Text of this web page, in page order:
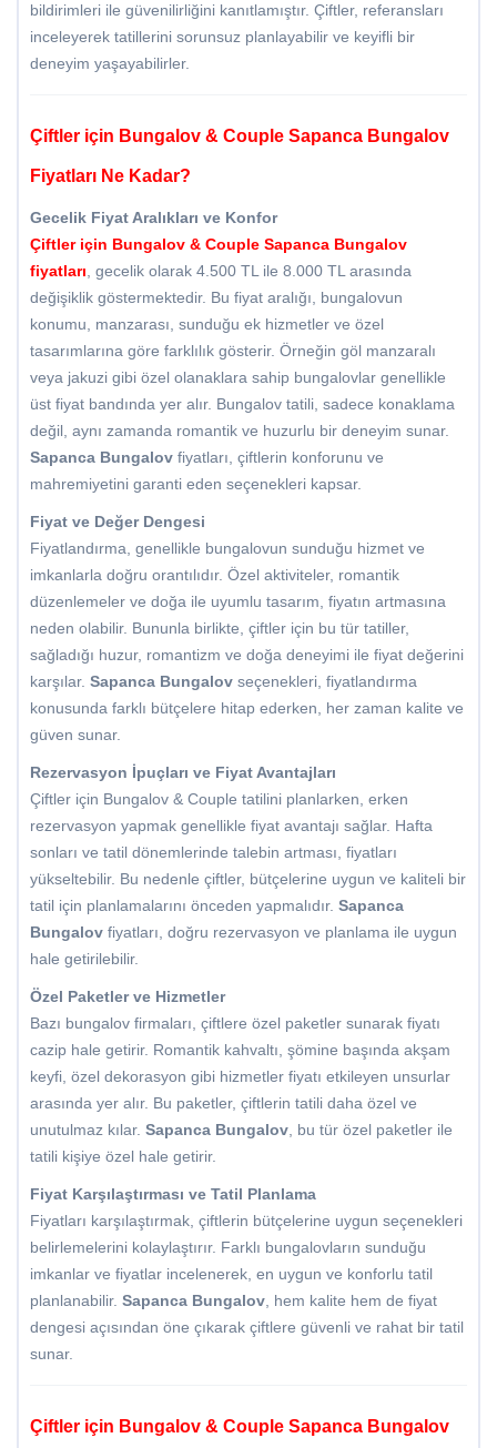
bildirimleri ile güvenilirliğini kanıtlamıştır. Çiftler, referansları
inceleyerek tatillerini sorunsuz planlayabilir ve keyifli bir
deneyim yaşayabilirler.
Çiftler için Bungalov & Couple Sapanca Bungalov
Fiyatları Ne Kadar?
Gecelik Fiyat Aralıkları ve Konfor
Çiftler için Bungalov & Couple Sapanca Bungalov
fiyatları, gecelik olarak 4.500 TL ile 8.000 TL arasında
değişiklik göstermektedir. Bu fiyat aralığı, bungalovun
konumu, manzarası, sunduğu ek hizmetler ve özel
tasarımlarına göre farklılık gösterir. Örneğin göl manzaralı
veya jakuzi gibi özel olanaklara sahip bungalovlar genellikle
üst fiyat bandında yer alır. Bungalov tatili, sadece konaklama
değil, aynı zamanda romantik ve huzurlu bir deneyim sunar.
Sapanca Bungalov fiyatları, çiftlerin konforunu ve
mahremiyetini garanti eden seçenekleri kapsar.
Fiyat ve Değer Dengesi
Fiyatlandırma, genellikle bungalovun sunduğu hizmet ve
imkanlarla doğru orantılıdır. Özel aktiviteler, romantik
düzenlemeler ve doğa ile uyumlu tasarım, fiyatın artmasına
neden olabilir. Bununla birlikte, çiftler için bu tür tatiller,
sağladığı huzur, romantizm ve doğa deneyimi ile fiyat değerini
karşılar. Sapanca Bungalov seçenekleri, fiyatlandırma
konusunda farklı bütçelere hitap ederken, her zaman kalite ve
güven sunar.
Rezervasyon İpuçları ve Fiyat Avantajları
Çiftler için Bungalov & Couple tatilini planlarken, erken
rezervasyon yapmak genellikle fiyat avantajı sağlar. Hafta
sonları ve tatil dönemlerinde talebin artması, fiyatları
yükseltebilir. Bu nedenle çiftler, bütçelerine uygun ve kaliteli bir
tatil için planlamalarını önceden yapmalıdır. Sapanca
Bungalov fiyatları, doğru rezervasyon ve planlama ile uygun
hale getirilebilir.
Özel Paketler ve Hizmetler
Bazı bungalov firmaları, çiftlere özel paketler sunarak fiyatı
cazip hale getirir. Romantik kahvaltı, şömine başında akşam
keyfi, özel dekorasyon gibi hizmetler fiyatı etkileyen unsurlar
arasında yer alır. Bu paketler, çiftlerin tatili daha özel ve
unutulmaz kılar. Sapanca Bungalov, bu tür özel paketler ile
tatili kişiye özel hale getirir.
Fiyat Karşılaştırması ve Tatil Planlama
Fiyatları karşılaştırmak, çiftlerin bütçelerine uygun seçenekleri
belirlemelerini kolaylaştırır. Farklı bungalovların sunduğu
imkanlar ve fiyatlar incelenerek, en uygun ve konforlu tatil
planlanabilir. Sapanca Bungalov, hem kalite hem de fiyat
dengesi açısından öne çıkarak çiftlere güvenli ve rahat bir tatil
sunar.
Çiftler için Bungalov & Couple Sapanca Bungalov